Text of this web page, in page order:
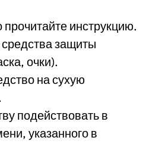
инструкцию.
защиты
очки).
на сухую
подействовать в
указанного в